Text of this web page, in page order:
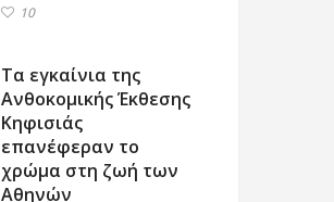
10
Τα εγκαίνια της
Ανθοκομικής Έκθεσης
Κηφισιάς
επανέφεραν το
χρώμα στη ζωή των
Αθηνών